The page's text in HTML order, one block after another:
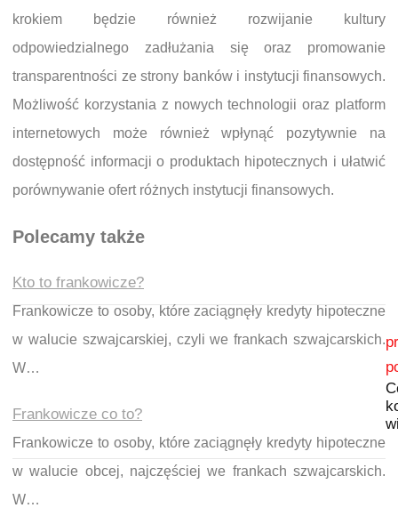
krokiem będzie również rozwijanie kultury
odpowiedzialnego zadłużania się oraz promowanie
transparentności ze strony banków i instytucji finansowych.
Możliwość korzystania z nowych technologii oraz platform
internetowych może również wpłynąć pozytywnie na
dostępność informacji o produktach hipotecznych i ułatwić
porównywanie ofert różnych instytucji finansowych.
Polecamy także
Kto to frankowicze?
Frankowicze to osoby, które zaciągnęły kredyty hipoteczne
w walucie szwajcarskiej, czyli we frankach szwajcarskich.
W…
Frankowicze co to?
Frankowicze to osoby, które zaciągnęły kredyty hipoteczne
w walucie obcej, najczęściej we frankach szwajcarskich.
W…
Nawigacja wpisu